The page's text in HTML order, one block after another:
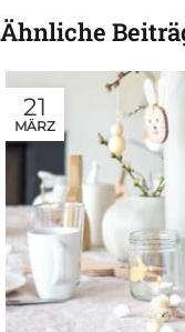
Ähnliche
21
MÄRZ